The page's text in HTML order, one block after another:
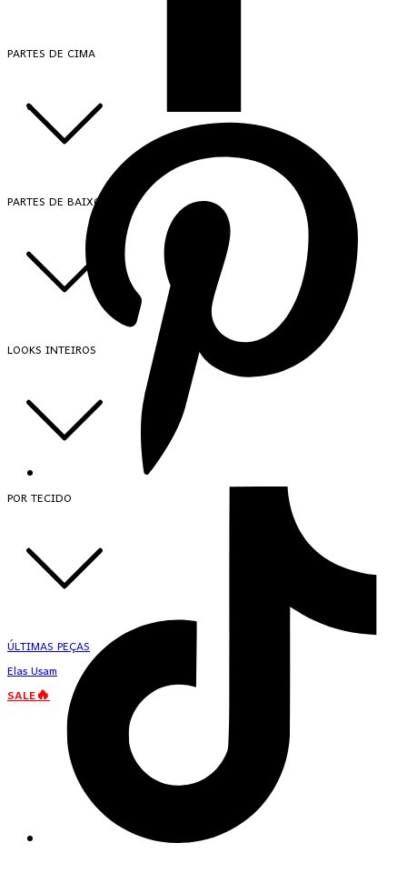
PARTES DE CIMA
PARTES DE BAIXO
LOOKS INTEIROS
POR TECIDO
ÚLTIMAS PEÇAS
Elas Usam
SALE🔥